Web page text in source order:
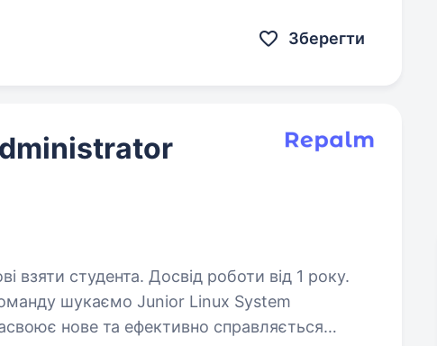
Зберегти
взяти студента. Досвід роботи від 1 року.
нове та ефективно справляється